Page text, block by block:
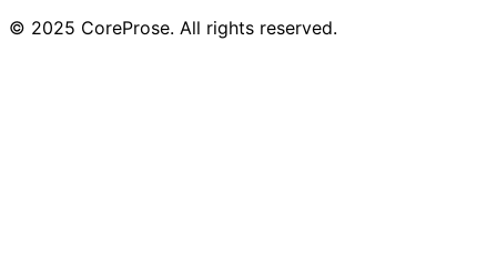
© 2025 CoreProse. All rights reserved.